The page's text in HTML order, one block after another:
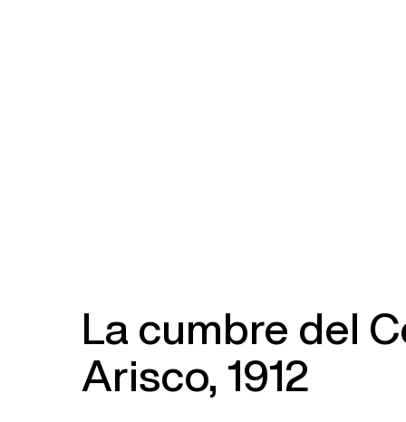
La cumbre del
Arisco, 1912